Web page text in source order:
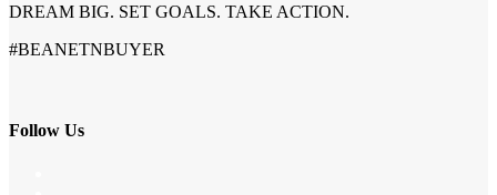
DREAM BIG. SET GOALS. TAKE ACTION.
#BEANETNBUYER
Follow Us